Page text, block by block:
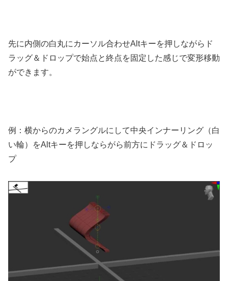
先に内側の白丸にカーソル合わせAltキーを押しながらド
ラッグ＆ドロップで始点と終点を固定した感じで変形移動
ができます。
例：横からのカメラングルにして中央インナーリング（白
い輪）をAltキーを押しならがら前方にドラッグ＆ドロッ
プ